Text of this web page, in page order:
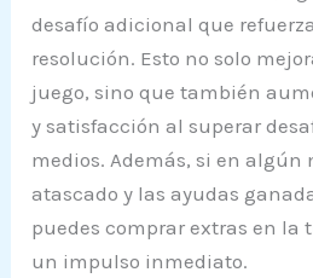
desafío adicional que
resolución. Esto no solo
juego, sino que también
y satisfacción al superar
medios. Además, si en algún
atascado y las ayudas
puedes comprar extras en la
un impulso inmediato.